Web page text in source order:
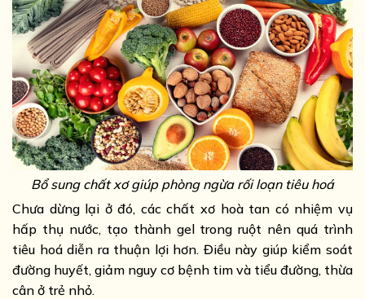
Bổ sung chất xơ giúp phòng ngừa rối loạn tiêu hoá
Chưa dừng lại ở đó, các chất xơ hoà tan có nhiệm vụ
hấp thụ nước, tạo thành gel trong ruột nên quá trình
tiêu hoá diễn ra thuận lợi hơn. Điều này giúp kiểm soát
đường huyết, giảm nguy cơ bệnh tim và tiểu đường, thừa
cân ở trẻ nhỏ.